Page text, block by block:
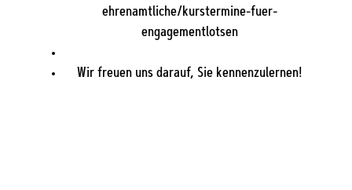
ehrenamtliche/kurstermine-fuer-
engagementlotsen
Wir freuen uns darauf, Sie kennenzulernen!